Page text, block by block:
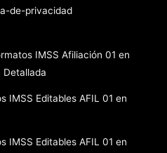
de-privacidad
IMSS Afiliación 01 en
Detallada
IMSS Editables AFIL 01 en
IMSS Editables AFIL 01 en